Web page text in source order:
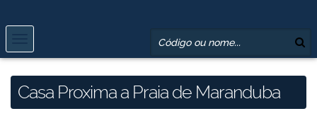
Casa Proxima a Praia de Maranduba